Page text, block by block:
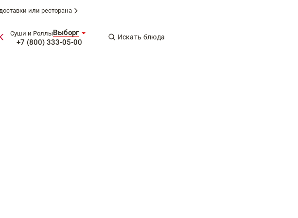
или ресторана
Суши и РоллыВыборг
+7 (800) 333-05-00
Искать блюда